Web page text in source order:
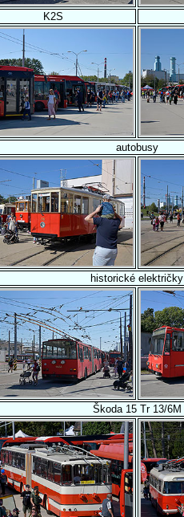
K2S
autobusy
historické električky
Škoda 15 Tr 13/6M